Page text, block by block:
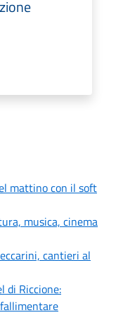
mattino con il soft
musica, cinema
cantieri al
di Riccione: